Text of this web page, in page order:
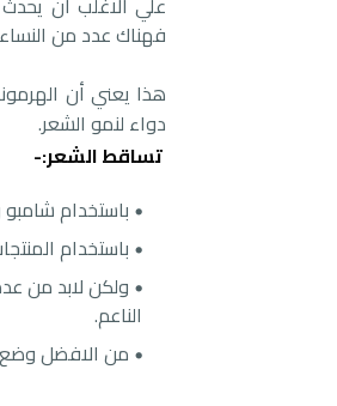
فهناك عدد من
هذا يعني أن
دواء لنمو الشعر.
تساقط الشعر:-
باستخدام
باستخدام
ولكن لابد من
الناعم.
من الافضل وضع